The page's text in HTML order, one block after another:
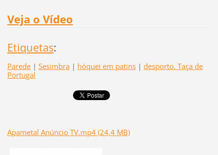
Veja o Vídeo
Etiquetas:
Parede | Sesimbra | hóquei em patins | desporto. Taça de
Portugal
Apametal Anúncio TV.mp4 (24,4 MB)